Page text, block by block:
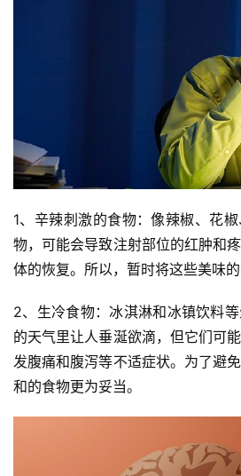
1、辛辣刺激的食物：像辣椒、花
物，可能会导致注射部位的红肿和
体的恢复。所以，暂时将这些美味的
2、生冷食物：冰淇淋和冰镇饮料
的天气里让人垂涎欲滴，但它们可
发腹痛和腹泻等不适症状。为了避
和的食物更为妥当。